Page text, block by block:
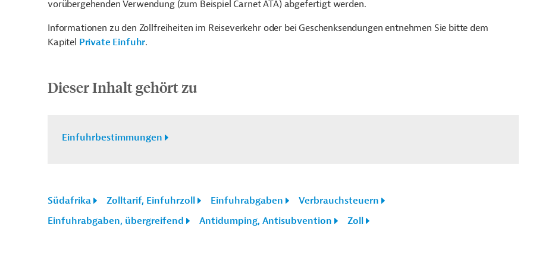
vorübergehenden Verwendung (zum Beispiel Carnet ATA) abgefertigt werden.
Informationen zu den Zollfreiheiten im Reiseverkehr oder bei Geschenksendungen entnehmen Sie bitte dem
Kapitel Private Einfuhr.
Dieser Inhalt gehört zu
Einfuhrbestimmungen
Südafrika Zolltarif, Einfuhrzoll Einfuhrabgaben
Verbrauchsteuern
Einfuhrabgaben, übergreifend
Antidumping, Antisubvention Zoll